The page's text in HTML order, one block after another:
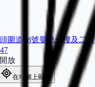
圍道68號曼翹一樓及二樓
放
在地圖上顯示